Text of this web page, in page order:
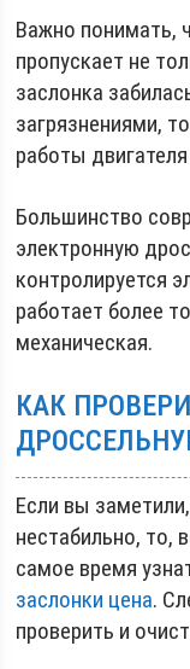
Важно понимать,
пропускает не
заслонка
загрязнениями,
работы
Большинство
электронную
контролируется
работает более
механическая.
КАК
Если вы
нестабильно, то,
самое время
заслонки цена.
проверить и